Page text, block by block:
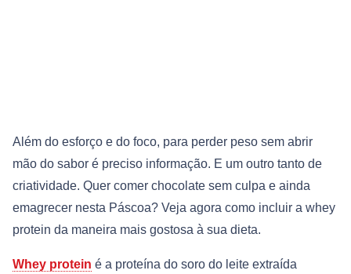
Além do esforço e do foco, para perder peso sem abrir
mão do sabor é preciso informação. E um outro tanto de
criatividade. Quer comer chocolate sem culpa e ainda
emagrecer nesta Páscoa? Veja agora como incluir a whey
protein da maneira mais gostosa à sua dieta.
Whey protein é a proteína do soro do leite extraída